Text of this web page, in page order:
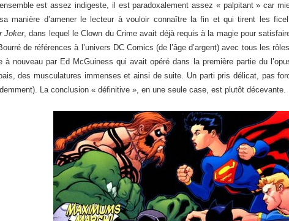
est assez indigeste, il est paradoxalement assez « palpitant » car
manière d’amener le lecteur à vouloir connaître la fin et qui tirent les
Joker, dans lequel le Clown du Crime avait déjà requis à la magie pour
de références à l’univers DC Comics (de l’âge d’argent) avec tous les
à nouveau par Ed McGuiness qui avait opéré dans la première partie du
des musculatures immenses et ainsi de suite. Un parti pris délicat, pas
La conclusion « définitive », en une seule case, est plutôt décevante.